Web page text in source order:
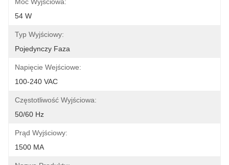
54 W
Typ Wyjściowy:
Pojedynczy Faza
Napięcie Wejściowe:
100-240 VAC
Częstotliwość Wyjściowa:
50/60 Hz
Prąd Wyjściowy:
1500 MA